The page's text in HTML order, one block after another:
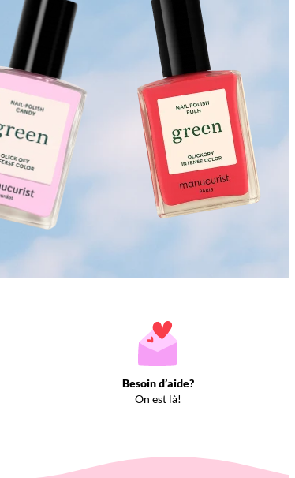
Besoin d’aide?
On est là!